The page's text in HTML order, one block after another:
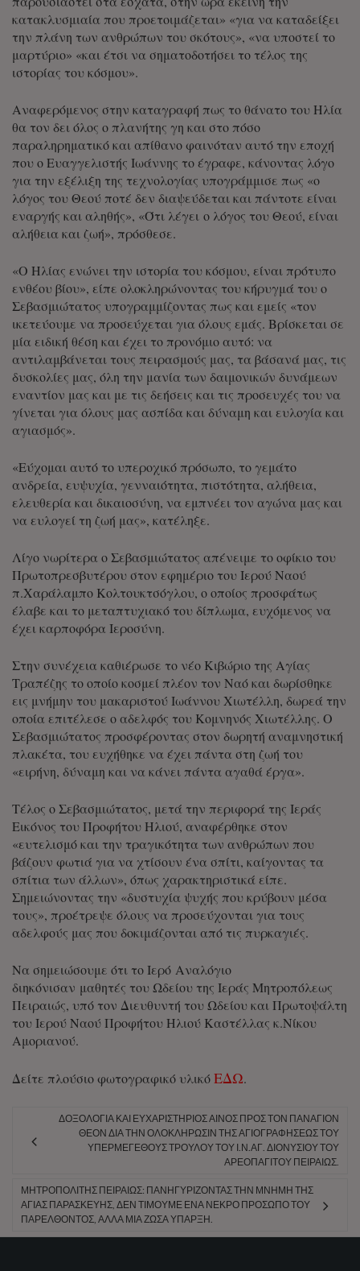
κατακλυσμιαία που προετοιμάζεται» «για να καταδείξει
την πλάνη των ανθρώπων του σκότους», «να υποστεί το
μαρτύριο» «και έτσι να σηματοδοτήσει το τέλος της
ιστορίας του κόσμου».
Αναφερόμενος στην καταγραφή πως το θάνατο του Ηλία
θα τον δει όλος ο πλανήτης γη και στο πόσο
παραληρηματικό και απίθανο φαινόταν αυτό την εποχή
που ο Ευαγγελιστής Ιωάννης το έγραφε, κάνοντας λόγο
για την εξέλιξη της τεχνολογίας υπογράμμισε πως «ο
λόγος του Θεού ποτέ δεν διαψεύδεται και πάντοτε είναι
εναργής και αληθής», «Ότι λέγει ο λόγος του Θεού, είναι
αλήθεια και ζωή», πρόσθεσε.
«Ο Ηλίας ενώνει την ιστορία του κόσμου, είναι πρότυπο
ενθέου βίου», είπε ολοκληρώνοντας του κήρυγμά του ο
Σεβασμιώτατος υπογραμμίζοντας πως και εμείς «τον
ικετεύουμε να προσεύχεται για όλους εμάς. Βρίσκεται σε
μία ειδική θέση και έχει το προνόμιο αυτό: να
αντιλαμβάνεται τους πειρασμούς μας, τα βάσανά μας, τις
δυσκολίες μας, όλη την μανία των δαιμονικών δυνάμεων
εναντίον μας και με τις δεήσεις και τις προσευχές του να
γίνεται για όλους μας ασπίδα και δύναμη και ευλογία και
αγιασμός».
«Εύχομαι αυτό το υπεροχικό πρόσωπο, το γεμάτο
ανδρεία, ευψυχία, γενναιότητα, πιστότητα, αλήθεια,
ελευθερία και δικαιοσύνη, να εμπνέει τον αγώνα μας και
να ευλογεί τη ζωή μας», κατέληξε.
Λίγο νωρίτερα ο Σεβασμιώτατος απένειμε το οφίκιο του
Πρωτοπρεσβυτέρου στον εφημέριο του Ιερού Ναού
π.Χαράλαμπο Κολτουκτσόγλου, ο οποίος προσφάτως
έλαβε και το μεταπτυχιακό του δίπλωμα, ευχόμενος να
έχει καρποφόρα Ιεροσύνη.
Στην συνέχεια καθιέρωσε το νέο Κιβώριο της Αγίας
Τραπέζης το οποίο κοσμεί πλέον τον Ναό και δωρίσθηκε
εις μνήμην του μακαριστού Ιωάννου Χιωτέλλη, δωρεά την
οποία επιτέλεσε ο αδελφός του Κομνηνός Χιωτέλλης. Ο
Σεβασμιώτατος προσφέροντας στον δωρητή αναμνηστική
πλακέτα, του ευχήθηκε να έχει πάντα στη ζωή του
«ειρήνη, δύναμη και να κάνει πάντα αγαθά έργα».
Τέλος ο Σεβασμιώτατος, μετά την περιφορά της Ιεράς
Εικόνος του Προφήτου Ηλιού, αναφέρθηκε στον
«ευτελισμό και την τραγικότητα των ανθρώπων που
βάζουν φωτιά για να χτίσουν ένα σπίτι, καίγοντας τα
σπίτια των άλλων», όπως χαρακτηριστικά είπε.
Σημειώνοντας την «δυστυχία ψυχής που κρύβουν μέσα
τους», προέτρεψε όλους να προσεύχονται για τους
αδελφούς μας που δοκιμάζονται από τις πυρκαγιές.
Να σημειώσουμε ότι το Ιερό Αναλόγιο
διηκόνισαν μαθητές του Ωδείου της Ιεράς Μητροπόλεως
Πειραιώς, υπό τον Διευθυντή του Ωδείου και Πρωτοψάλτη
του Ιερού Ναού Προφήτου Ηλιού Καστέλλας κ.Νίκου
Αμοριανού.
Δείτε πλούσιο φωτογραφικό υλικόΕΔΩ.
ΔΟΞΟΛΟΓΊΑ ΚΑΙ ΕΥΧΑΡΙΣΤΉΡΙΟΣ ΑΊΝΟΣ ΠΡΟΣ ΤΟΝ ΠΑΝΆΓΙΟΝ
ΘΕΌΝ ΔΙΑ ΤΗΝ ΟΛΟΚΛΉΡΩΣΙΝ ΤΗΣ ΑΓΙΟΓΡΑΦΉΣΕΩΣ ΤΟΥ
ΥΠΕΡΜΕΓΈΘΟΥΣ ΤΡΟΎΛΟΥ ΤΟΥ Ι.Ν.ΑΓ. ΔΙΟΝΥΣΊΟΥ ΤΟΥ
ΑΡΕΟΠΑΓΊΤΟΥ ΠΕΙΡΑΙΏΣ.
ΜΗΤΡΟΠΟΛΊΤΗΣ ΠΕΙΡΑΙΏΣ: ΠΑΝΗΓΥΡΊΖΟΝΤΑΣ ΤΗΝ ΜΝΉΜΗ ΤΗΣ
ΑΓΊΑΣ ΠΑΡΑΣΚΕΥΉΣ, ΔΕΝ ΤΙΜΟΎΜΕ ΈΝΑ ΝΕΚΡΌ ΠΡΌΣΩΠΟ ΤΟΥ
ΠΑΡΕΛΘΌΝΤΟΣ, ΑΛΛΆ ΜΊΑ ΖΏΣΑ ΎΠΑΡΞΗ.